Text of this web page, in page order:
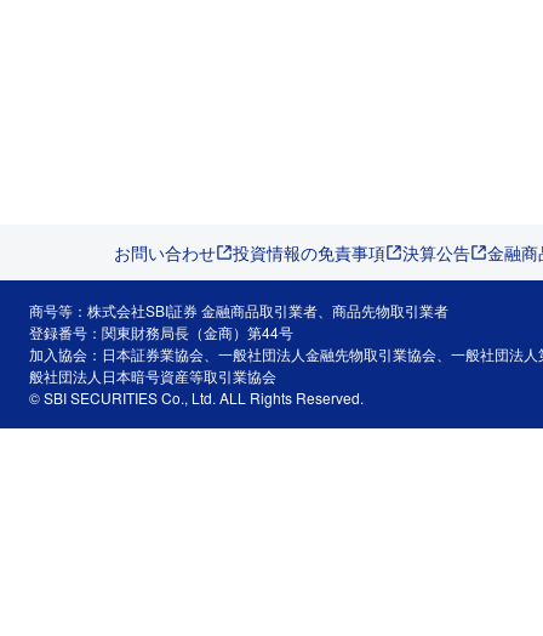
お問い合わせ 投資情報の免責事項 決算公告 金融
商号等：株式会社SBI証券 金融商品取引業者、商品先物取引業者
登録番号：関東財務局長（金商）第44号
加入協会：日本証券業協会、一般社団法人金融先物取引業協会、一般社団法
般社団法人日本暗号資産等取引業協会
© SBI SECURITIES Co., Ltd. ALL Rights Reserved.